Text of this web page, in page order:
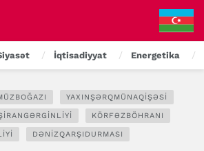
İqtisadiyyat Energetika
YAXINŞƏRQMÜNAQIŞƏSI
KÖRFƏZBÖHRANI
DƏNIZQARŞIDURMASI